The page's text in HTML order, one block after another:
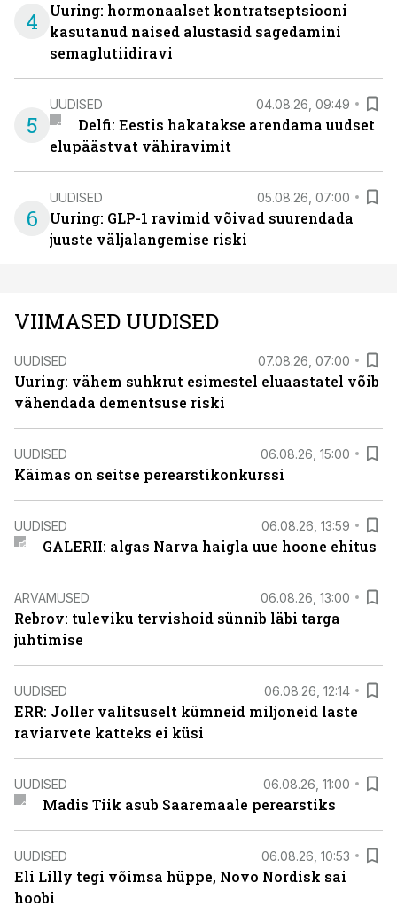
4
Uuring: hormonaalset kontratseptsiooni
kasutanud naised alustasid sagedamini
semaglutiidiravi
5
UUDISED 04.08.26, 09:49
Delfi: Eestis hakatakse arendama uudset
elupäästvat vähiravimit
6
UUDISED 05.08.26, 07:00
Uuring: GLP-1 ravimid võivad suurendada
juuste väljalangemise riski
VIIMASED UUDISED
UUDISED 07.08.26, 07:00
Uuring: vähem suhkrut esimestel eluaastatel võib
vähendada dementsuse riski
UUDISED 06.08.26, 15:00
Käimas on seitse perearstikonkurssi
UUDISED 06.08.26, 13:59
GALERII: algas Narva haigla uue hoone ehitus
ARVAMUSED 06.08.26, 13:00
Rebrov: tuleviku tervishoid sünnib läbi targa
juhtimise
UUDISED 06.08.26, 12:14
ERR: Joller valitsuselt kümneid miljoneid laste
raviarvete katteks ei küsi
UUDISED 06.08.26, 11:00
Madis Tiik asub Saaremaale perearstiks
UUDISED 06.08.26, 10:53
Eli Lilly tegi võimsa hüppe, Novo Nordisk sai
hoobi